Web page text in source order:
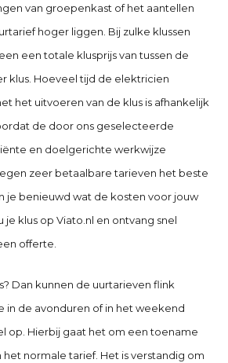
van groepenkast of het aantellen
hoger liggen. Bij zulke klussen
een totale klusprijs van tussen de
klus. Hoeveel tijd de elektricien
het uitvoeren van de klus is afhankelijk
de door ons geselecteerde
en doelgerichte werkwijze
zeer betaalbare tarieven het beste
je benieuwd wat de kosten voor jouw
je klus op Viato.nl en ontvang snel
offerte.
Dan kunnen de uurtarieven flink
in de avonduren of in het weekend
op. Hierbij gaat het om een toename
het normale tarief. Het is verstandig om